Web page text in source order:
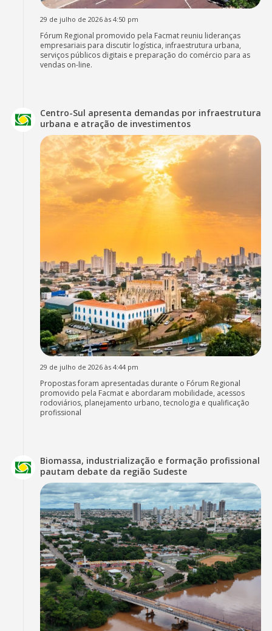
29 de julho de 2026 às 4:50 pm
Fórum Regional promovido pela Facmat reuniu lideranças
empresariais para discutir logística, infraestrutura urbana,
serviços públicos digitais e preparação do comércio para as
vendas on-line.
Centro-Sul apresenta demandas por infraestrutura
urbana e atração de investimentos
29 de julho de 2026 às 4:44 pm
Propostas foram apresentadas durante o Fórum Regional
promovido pela Facmat e abordaram mobilidade, acessos
rodoviários, planejamento urbano, tecnologia e qualificação
profissional
Biomassa, industrialização e formação profissional
pautam debate da região Sudeste